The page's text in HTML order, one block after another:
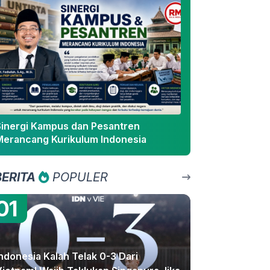
Kampus dan Pesantren
Kurikulum Indonesia
POPULER
Kalah Telak 0-3 Dari